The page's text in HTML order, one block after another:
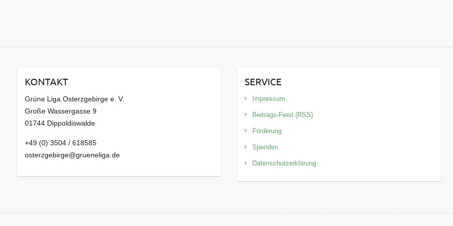
KONTAKT
Grüne Liga Osterzgebirge e. V.
Große Wassergasse 9
01744 Dippoldiswalde
+49 (0) 3504 / 618585
osterzgebirge@grueneliga.de
SERVICE
Impressum
Beitrags-Feed (RSS)
Förderung
Spenden
Datenschutzerklärung